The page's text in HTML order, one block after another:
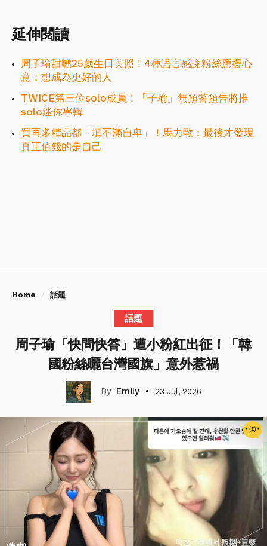
延伸閱讀
周子瑜甜曬25歲生日美照！4種語言感謝粉絲應援心
意：想成為更好的人
TWICE第三位solo成員！「子瑜」無預警預告將推
solo迷你專輯
買再多精品都「填不滿自卑」！馬力歐：最後才發現
真正值錢的是自己
Home 話題
話題
周子瑜「快問快答」遭小粉紅出征！「韓
國粉絲曬台灣國旗」意外惹禍
Emily 23 Jul, 2026